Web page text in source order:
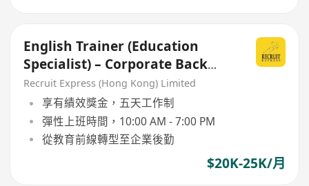
English Trainer (Education
Specialist) – Corporate Back
Office
Recruit Express (Hong Kong) Limited
享有績效獎金，五天工作制
彈性上班時間，10:00 AM - 7:00 PM
從教育前線轉型至企業後勤
$20K-25K/月